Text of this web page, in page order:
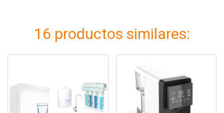
16 productos similares: